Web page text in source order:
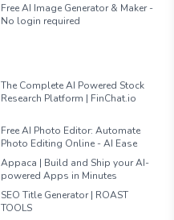
Free AI Image Generator & Maker -
No login required
The Complete AI Powered Stock
Research Platform | FinChat.io
Free AI Photo Editor: Automate
Photo Editing Online - AI Ease
Appaca | Build and Ship your AI-
powered Apps in Minutes
SEO Title Generator | ROAST
TOOLS